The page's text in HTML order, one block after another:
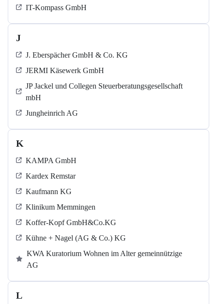
IT-Kompass GmbH
J
J. Eberspächer GmbH & Co. KG
JERMI Käsewerk GmbH
JP Jackel und Collegen Steuerberatungsgesellschaft
mbH
Jungheinrich AG
K
KAMPA GmbH
Kardex Remstar
Kaufmann KG
Klinikum Memmingen
Koffer-Kopf GmbH&Co.KG
Kühne + Nagel (AG & Co.) KG
KWA Kuratorium Wohnen im Alter gemeinnützige
AG
L